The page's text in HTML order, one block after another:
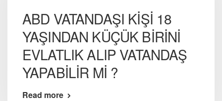
ABD VATANDAŞI KİŞİ 18
YAŞINDAN KÜÇÜK BİRİNİ
EVLATLIK ALIP VATANDAŞ
YAPABİLİR Mİ ?
Read more